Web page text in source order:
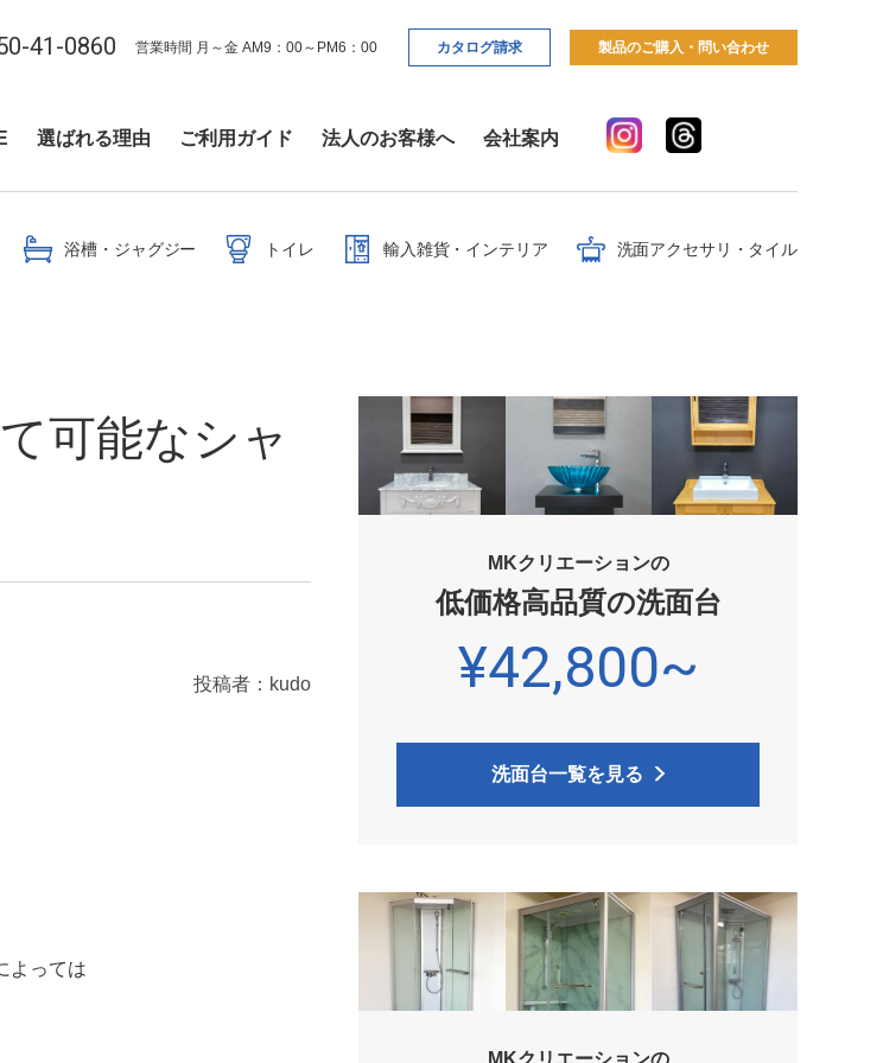
41-0860 営業時間 月～金 AM9：00～PM6：00 カタログ請求 製品のご購入・問い合わせ
選ばれる理由 ご利用ガイド 法人のお客様へ 会社案内
浴槽・ジャグジー トイレ 輸入雑貨・インテリア 洗面アクセサリ・タイル
可能なシャ
投稿者：kudo
よっては
MKクリエーションの
低価格高品質の洗面台
¥42,800~
洗面台一覧を見る
MKクリエーションの